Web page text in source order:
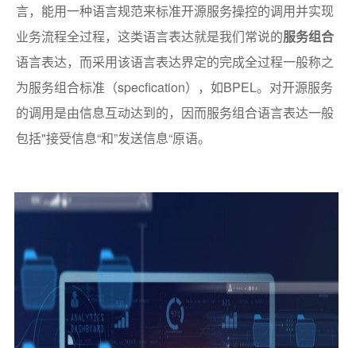
言，能用一种语言规范来标准开源服务操控的调用并实现
业务流程全过程，这类语言表达就是我们常说的服务组合
语言表达，而采用该语言表达界定的完成全过程一般称之
为服务组合标准（specfication），如BPEL。对开源服务
的调用是由信息互动达到的，因而服务组合语言表达一般
包括"接受信息“和”发送信息“原语。